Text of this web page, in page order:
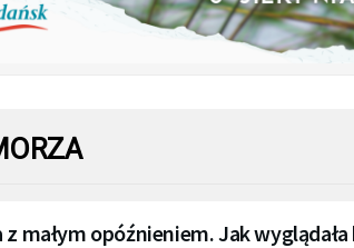
z małym opóźnieniem. Jak